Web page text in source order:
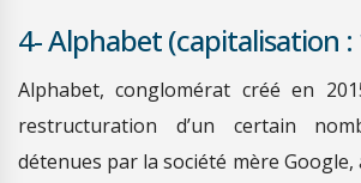
4- Alphabet (capitalisation :
Alphabet, conglomérat créé en
restructuration d’un certain
détenues par la société mère